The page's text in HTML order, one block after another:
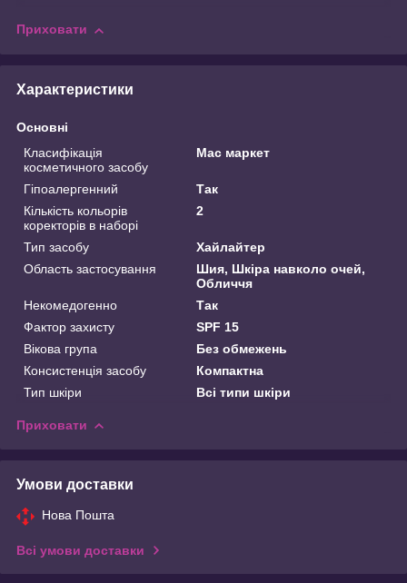
Приховати
Характеристики
Основні
Класифікація
косметичного засобу
Мас маркет
Гіпоалергенний
Так
Кількість кольорів
коректорів в наборі
2
Тип засобу
Хайлайтер
Область застосування
Шия, Шкіра навколо очей,
Обличчя
Некомедогенно
Так
Фактор захисту
SPF 15
Вікова група
Без обмежень
Консистенція засобу
Компактна
Тип шкіри
Всі типи шкіри
Приховати
Умови доставки
Нова Пошта
Всі умови доставки